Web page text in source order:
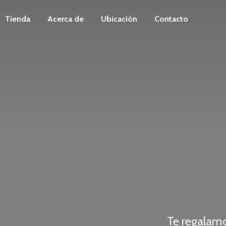
Tienda Acerca de Ubicación Contacto
Te